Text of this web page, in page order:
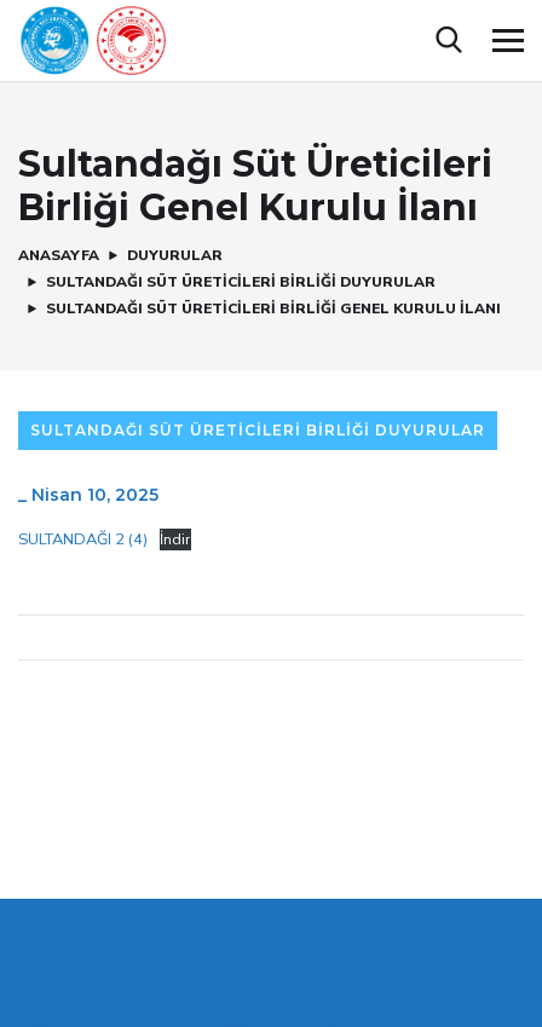
Sultandağı Süt Üreticileri
Birliği Genel Kurulu İlanı
ANASAYFA
DUYURULAR
SULTANDAĞI SÜT ÜRETICILERI BIRLIĞI DUYURULAR
SULTANDAĞI SÜT ÜRETICILERI BIRLIĞI GENEL KURULU İLANI
SULTANDAĞI SÜT ÜRETICILERI BIRLIĞI DUYURULAR
_ Nisan 10, 2025
SULTANDAĞI 2 (4) İndir